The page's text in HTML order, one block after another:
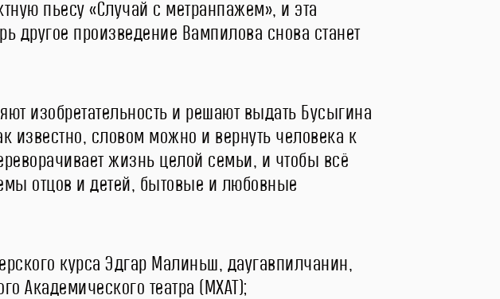
пьесу «Случай с метранпажем», и эта
другое произведение Вампилова снова станет
изобретательность и решают выдать Бусыгина
известно, словом можно и вернуть человека к
жизнь целой семьи, и чтобы всё
отцов и детей, бытовые и любовные
курса Эдгар Малиньш, даугавпилчанин,
Академического театра (МХАТ);